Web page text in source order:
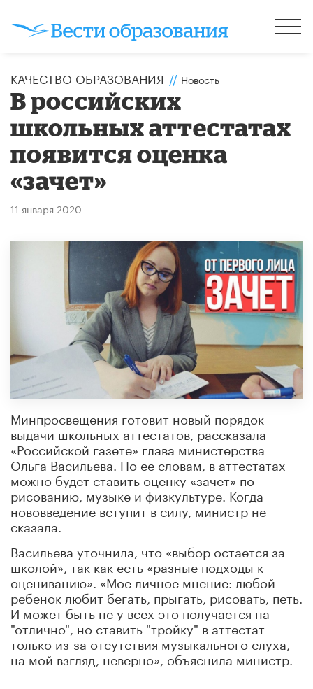
КАЧЕСТВО ОБРАЗОВАНИЯ // Новость
​В российских
школьных аттестатах
появится оценка
«зачет»
11 января 2020
Минпросвещения готовит новый порядок
выдачи школьных аттестатов, рассказала
«Российской газете» глава министерства
Ольга Васильева. По ее словам, в аттестатах
можно будет ставить оценку «зачет» по
рисованию, музыке и физкультуре. Когда
нововведение вступит в силу, министр не
сказала.
Васильева уточнила, что «выбор остается за
школой», так как есть «разные подходы к
оцениванию». «Мое личное мнение: любой
ребенок любит бегать, прыгать, рисовать, петь.
И может быть не у всех это получается на
"отлично", но ставить "тройку" в аттестат
только из-за отсутствия музыкального слуха,
на мой взгляд, неверно», объяснила министр.